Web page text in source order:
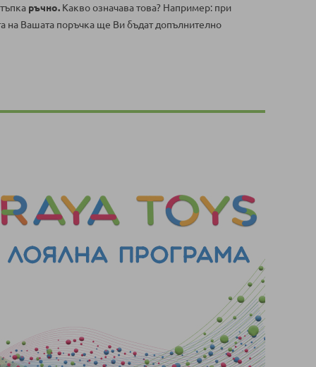
ръчно. Какво означава това? Например: при
на Вашата поръчка ще Ви бъдат допълнително